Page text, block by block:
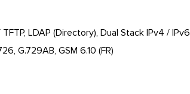
LDAP (Directory), Dual Stack IPv4 / IPv6
G.729AB, GSM 6.10 (FR)